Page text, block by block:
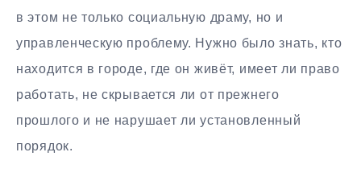
в этом не только социальную драму, но и
управленческую проблему. Нужно было знать, кто
находится в городе, где он живёт, имеет ли право
работать, не скрывается ли от прежнего
прошлого и не нарушает ли установленный
порядок.